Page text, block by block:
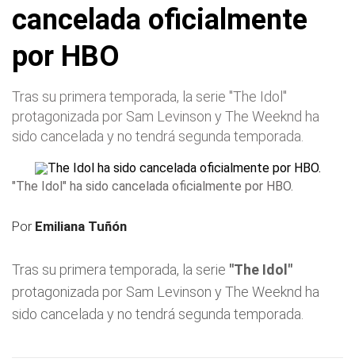
cancelada oficialmente
por HBO
Tras su primera temporada, la serie "The Idol"
protagonizada por Sam Levinson y The Weeknd ha
sido cancelada y no tendrá segunda temporada.
"The Idol" ha sido cancelada oficialmente por HBO.
Por Emiliana Tuñón
Tras su primera temporada, la serie "The Idol"
protagonizada por Sam Levinson y The Weeknd ha
sido cancelada y no tendrá segunda temporada.